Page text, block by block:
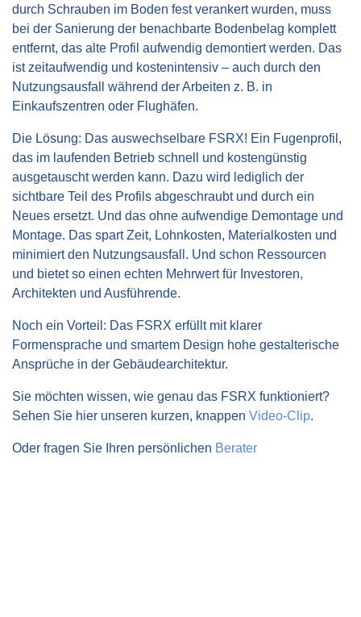
durch Schrauben im Boden fest verankert wurden, muss
bei der Sanierung der benachbarte Bodenbelag komplett
entfernt, das alte Profil aufwendig demontiert werden. Das
ist zeitaufwendig und kostenintensiv – auch durch den
Nutzungsausfall während der Arbeiten z. B. in
Einkaufszentren oder Flughäfen.
Die Lösung: Das auswechselbare FSRX! Ein Fugenprofil,
das im laufenden Betrieb schnell und kostengünstig
ausgetauscht werden kann. Dazu wird lediglich der
sichtbare Teil des Profils abgeschraubt und durch ein
Neues ersetzt. Und das ohne aufwendige Demontage und
Montage. Das spart Zeit, Lohnkosten, Materialkosten und
minimiert den Nutzungsausfall. Und schon Ressourcen
und bietet so einen echten Mehrwert für Investoren,
Architekten und Ausführende.
Noch ein Vorteil: Das FSRX erfüllt mit klarer
Formensprache und smartem Design hohe gestalterische
Ansprüche in der Gebäudearchitektur.
Sie möchten wissen, wie genau das FSRX funktioniert?
Sehen Sie hier unseren kurzen, knappen Video-Clip.
Oder fragen Sie Ihren persönlichen Berater